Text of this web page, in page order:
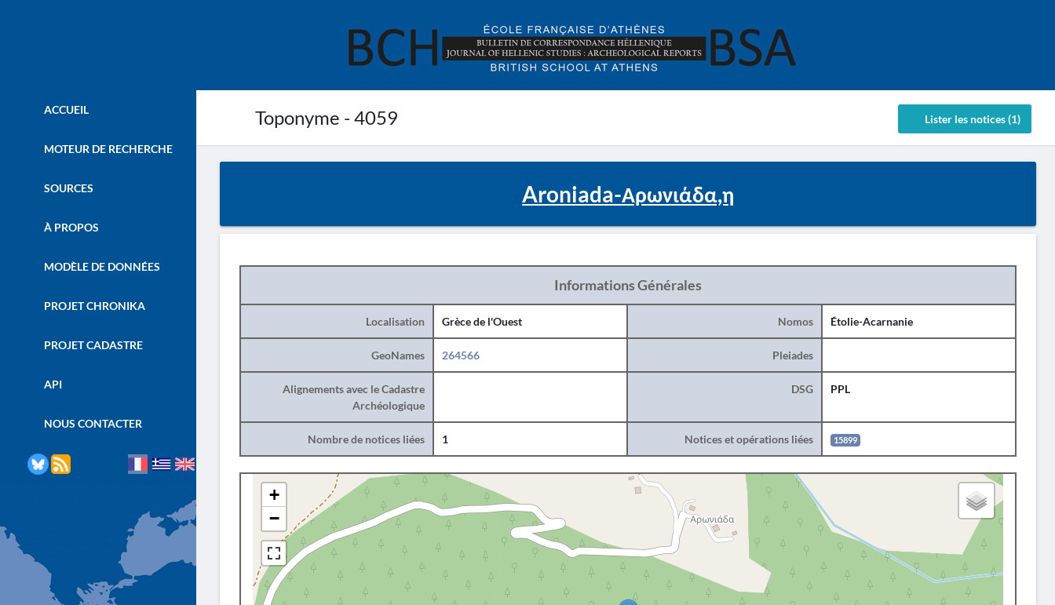
Toponyme - 4059 Lister les notices (1)
ACCUEIL
MOTEUR DE RECHERCHE
SOURCES
À PROPOS
MODÈLE DE DONNÉES
PROJET CHRONIKA
PROJET CADASTRE
API
NOUS CONTACTER
Aroniada-Αρωνιάδα,η
Informations Générales
Localisation Grèce de l'Ouest Nomos Étolie-Acarnanie
GeoNames 264566 Pleiades
Alignements avec le Cadastre
Archéologique
DSG PPL
Nombre de notices liées 1 Notices et opérations liées 15899
+
−